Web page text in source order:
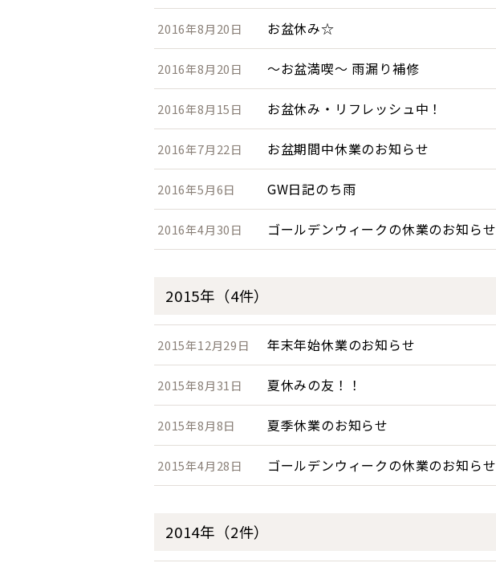
2016年8月20日 お盆休み☆
2016年8月20日 ～お盆満喫～ 雨漏り補修
2016年8月15日 お盆休み・リフレッシュ中！
2016年7月22日 お盆期間中休業のお知らせ
2016年5月6日 GW日記のち雨
2016年4月30日 ゴールデンウィークの休業のお知らせ
2015年（4件）
2015年12月29日 年末年始休業のお知らせ
2015年8月31日 夏休みの友！！
2015年8月8日 夏季休業のお知らせ
2015年4月28日 ゴールデンウィークの休業のお知らせ
2014年（2件）